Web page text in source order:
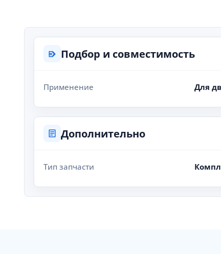
Подбор и совместимость
Применение Для
Дополнительно
Тип запчасти